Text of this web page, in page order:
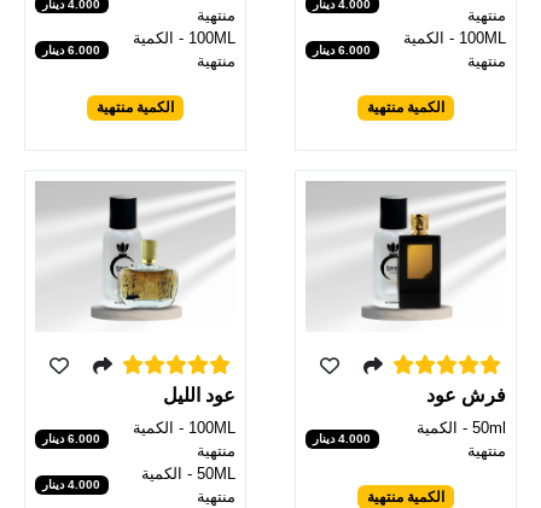
منتهية
4.000 دينار
100ML - الكمية
منتهية
6.000 دينار
الكمية منتهية
منتهية
4.000 دينار
100ML - الكمية
منتهية
6.000 دينار
الكمية منتهية
فرش عود
50ml - الكمية
منتهية
4.000 دينار
الكمية منتهية
عود الليل
100ML - الكمية
منتهية
6.000 دينار
50ML - الكمية
منتهية
4.000 دينار